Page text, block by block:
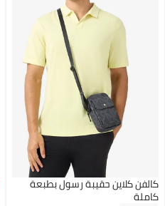
كالفن كلاين حقيبة رسول بطبعة
كاملة